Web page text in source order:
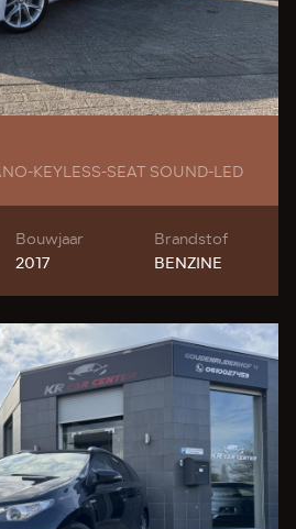
KEYLESS-SEAT SOUND-LED
Bouwjaar
2017
Brandstof
BENZINE